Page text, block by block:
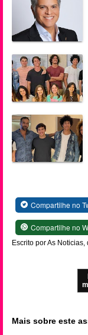
Compartilhe no
Compartilhe no
Escrito por As
Mais sobre este